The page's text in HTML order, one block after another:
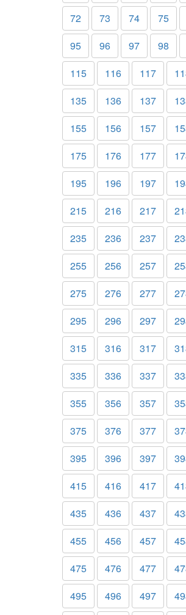
72
73 74 75
95
96 97 98
115
116 117
135
136 137
155
156 157
175
176 177
195
196 197
215
216 217
235
236 237
255
256 257
275
276 277
295
296 297
315
316 317
335
336 337
355
356 357
375
376 377
395
396 397
415
416 417
435
436 437
455
456 457
475
476 477
495
496 497